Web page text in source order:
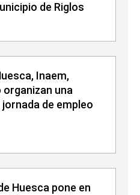
de Riglos
Inaem,
organizan una
de empleo
Huesca pone en